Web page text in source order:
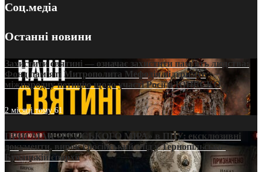
Соц.медіа
Останні новини
Захистити святині — означає захистити пам’ять людства:
Фонд пам’яті Митрополита Мефодія підтримує
міжнародну петицію щодо участі Росії в ЮНЕСКО
2 місяці тому61
ПРИСМАК «РУССЬКОГО МІРА» в ПЦУ: ексклюзивні
документи, вирок і російський слід у Тернопільсько-
Бучацькій єпархії